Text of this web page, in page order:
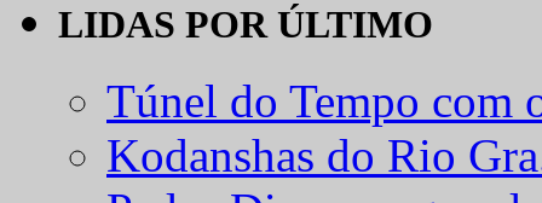
LIDAS POR ÚLTIMO
Túnel do Tempo com
Kodanshas do Rio